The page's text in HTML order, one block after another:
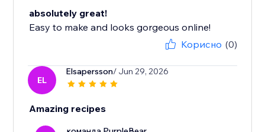
absolutely great!
Easy to make and looks gorgeous online!
Корисно (0)
EL
Elsapersson/ Jun 29, 2026
Amazing recipes